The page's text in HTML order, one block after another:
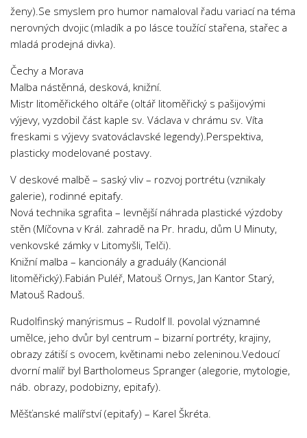
ženy).Se smyslem pro humor namaloval řadu variací na téma
nerovných dvojic (mladík a po lásce toužící stařena, stařec a
mladá prodejná divka).
Čechy a Morava
Malba nástěnná, desková, knižní.
Mistr litoměřického oltáře (oltář litoměřický s pašijovými
výjevy, vyzdobil část kaple sv. Václava v chrámu sv. Víta
freskami s výjevy svatováclavské legendy).Perspektiva,
plasticky modelované postavy.
V deskové malbě – saský vliv – rozvoj portrétu (vznikaly
galerie), rodinné epitafy.
Nová technika sgrafita – levnější náhrada plastické výzdoby
stěn (Míčovna v Král. zahradě na Pr. hradu, dům U Minuty,
venkovské zámky v Litomyšli, Telči).
Knižní malba – kancionály a graduály (Kancionál
litoměřický).Fabián Puléř, Matouš Ornys, Jan Kantor Starý,
Matouš Radouš.
Rudolfinský manýrismus – Rudolf II. povolal významné
umělce, jeho dvůr byl centrum – bizarní portréty, krajiny,
obrazy zátiší s ovocem, květinami nebo zeleninou.Vedoucí
dvorní malíř byl Bartholomeus Spranger (alegorie, mytologie,
náb. obrazy, podobizny, epitafy).
Měšťanské malířství (epitafy) – Karel Škréta.